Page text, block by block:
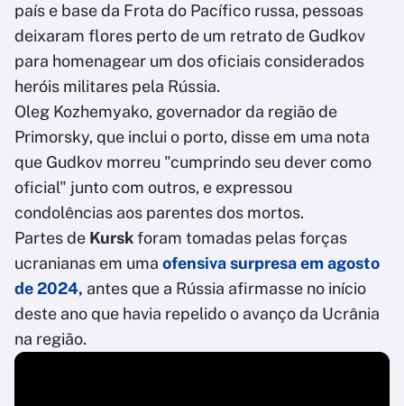
país e base da Frota do Pacífico russa, pessoas
deixaram flores perto de um retrato de Gudkov
para homenagear um dos oficiais considerados
heróis militares pela Rússia.
Oleg Kozhemyako, governador da região de
Primorsky, que inclui o porto, disse em uma nota
que Gudkov morreu "cumprindo seu dever como
oficial" junto com outros, e expressou
condolências aos parentes dos mortos.
Partes de Kurskforam tomadas pelas forças
ucranianas em uma ofensiva surpresa em agosto
de 2024, antes que a Rússia afirmasse no início
deste ano que havia repelido o avanço da Ucrânia
na região.